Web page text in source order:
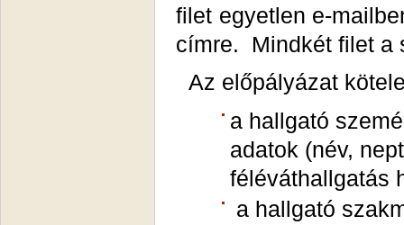
filet egyetlen e-
címre. Mindkét filet a
Az előpályázat
a hallgató
adatok (név,
féléváthallgatás
a hallgató